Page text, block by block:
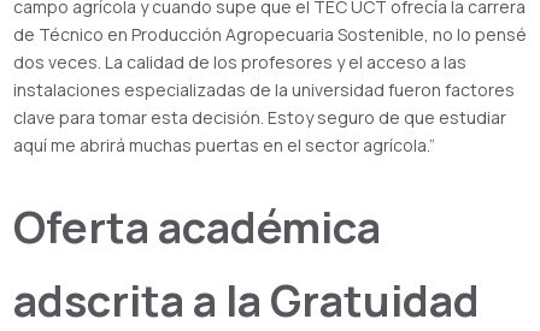
campo agrícola y cuando supe que el TEC UCT ofrecía la carrera
de Técnico en Producción Agropecuaria Sostenible, no lo pensé
dos veces. La calidad de los profesores y el acceso a las
instalaciones especializadas de la universidad fueron factores
clave para tomar esta decisión. Estoy seguro de que estudiar
aquí me abrirá muchas puertas en el sector agrícola.”
Oferta académica
adscrita a la Gratuidad